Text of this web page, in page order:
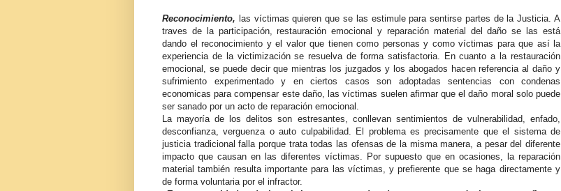
Reconocimiento, las víctimas quieren que se las estimule para sentirse partes de la Justicia. A
traves de la participación, restauración emocional y reparación material del daño se las está
dando el reconocimiento y el valor que tienen como personas y como víctimas para que así la
experiencia de la victimización se resuelva de forma satisfactoria. En cuanto a la restauración
emocional, se puede decir que mientras los juzgados y los abogados hacen referencia al daño y
sufrimiento experimentado y en ciertos casos son adoptadas sentencias con condenas
economicas para compensar este daño, las víctimas suelen afirmar que el daño moral solo puede
ser sanado por un acto de reparación emocional.
La mayoría de los delitos son estresantes, conllevan sentimientos de vulnerabilidad, enfado,
desconfianza, verguenza o auto culpabilidad. El problema es precisamente que el sistema de
justicia tradicional falla porque trata todas las ofensas de la misma manera, a pesar del diferente
impacto que causan en las diferentes víctimas. Por supuesto que en ocasiones, la reparación
material también resulta importante para las víctimas, y prefierente que se haga directamente y
de forma voluntaria por el infractor.